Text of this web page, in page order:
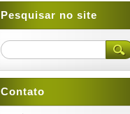
Pesquisar no site
Contato